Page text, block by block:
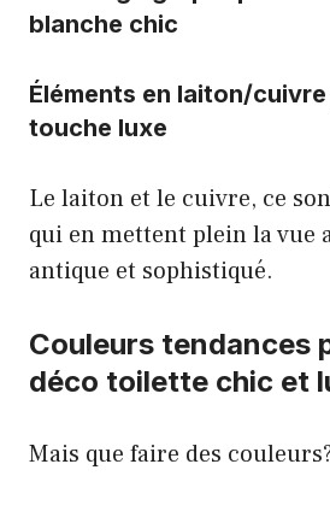
blanche chic
Éléments en laiton/
touche luxe
Le laiton et le cuivre, ce
qui en mettent plein la vue
antique et sophistiqué.
Couleurs tendances
déco toilette chic et
Mais que faire des